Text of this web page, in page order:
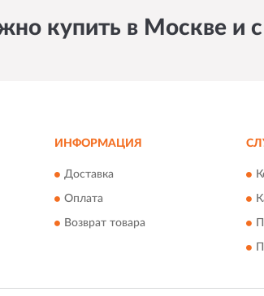
купить в Москве и с
ИНФОРМАЦИЯ
Доставка
Оплата
Возврат товара